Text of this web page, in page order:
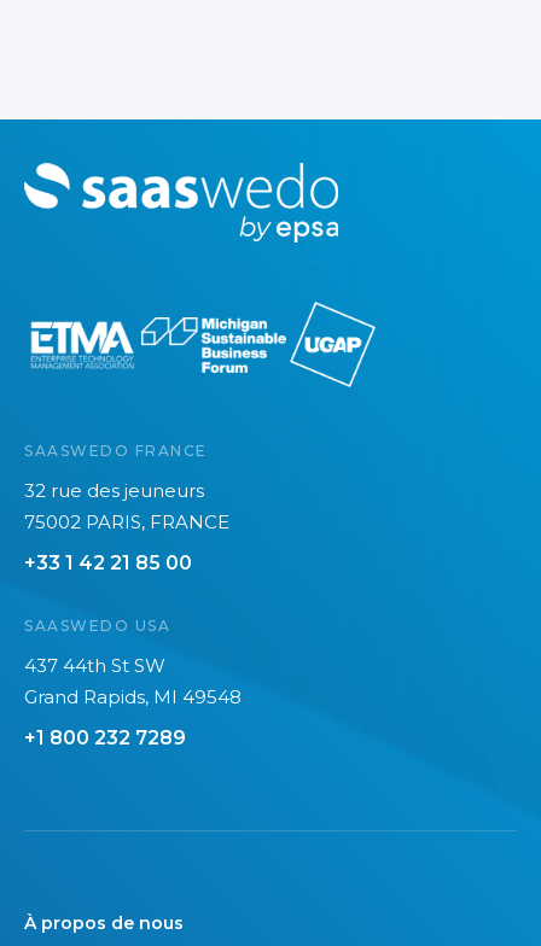
M
o
SAASWEDO FRANCE
32 rue des jeuneurs
75002 PARIS, FRANCE
+33 1 42 21 85 00
SAASWEDO USA
437 44th St SW
Grand Rapids, MI 49548
+1 800 232 7289
À propos de nous